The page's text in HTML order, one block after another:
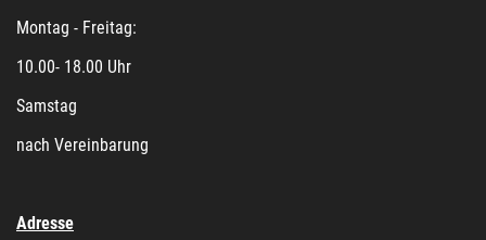
Montag - Freitag:
10.00- 18.00 Uhr
Samstag
nach Vereinbarung
Adresse